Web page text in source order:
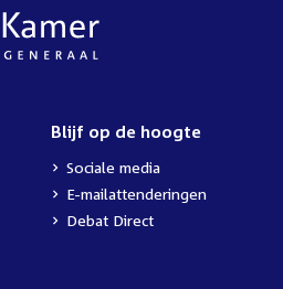
Blijf op de hoogte
Sociale media
E-mailattenderingen
Debat Direct